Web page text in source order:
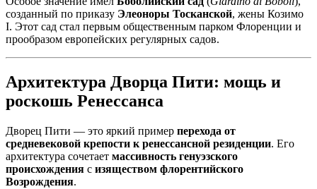
созданный по приказу Элеоноры Тосканской, жены Козимо
I. Этот сад стал первым общественным парком Флоренции и
прообразом европейских регулярных садов.
Архитектура Дворца Пити: мощь и
роскошь Ренессанса
Дворец Пити — это яркий пример перехода от
средневековой крепости к ренессансной резиденции. Его
архитектура сочетает массивность генуэзского
происхождения с изяществом флорентийского
Возрождения.